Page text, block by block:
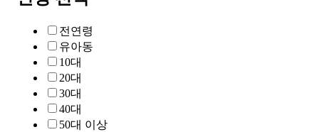
전연령
유아동
10대
20대
30대
40대
50대 이상